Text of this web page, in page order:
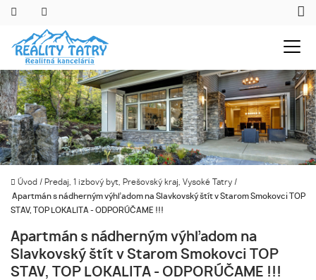
Úvod / Predaj, 1 izbový byt, Prešovský kraj, Vysoké Tatry /
Apartmán s nádherným výhľadom na Slavkovský štít v Starom Smokovci TOP
STAV, TOP LOKALITA - ODPORÚČAME !!!
Apartmán s nádherným výhľadom na
Slavkovský štít v Starom Smokovci TOP
STAV, TOP LOKALITA - ODPORÚČAME !!!